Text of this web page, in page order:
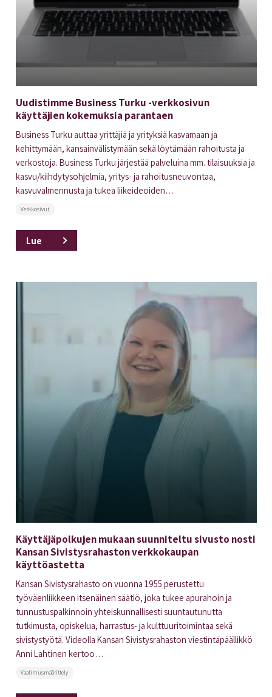
Uudistimme Business Turku -verkkosivun
käyttäjien kokemuksia parantaen
Business Turku auttaa yrittäjiä ja yrityksiä kasvamaan ja
kehittymään, kansainvälistymään sekä löytämään rahoitusta ja
verkostoja. Business Turku järjestää palveluina mm. tilaisuuksia ja
kasvu/kiihdytysohjelmia, yritys- ja rahoitusneuvontaa,
kasvuvalmennusta ja tukea liikeideoiden…
Verkkosivut
Lue
Käyttäjäpolkujen mukaan suunniteltu sivusto nosti
Kansan Sivistysrahaston verkkokaupan
käyttöastetta
Kansan Sivistysrahasto on vuonna 1955 perustettu
työväenliikkeen itsenäinen säätiö, joka tukee apurahoin ja
tunnustuspalkinnoin yhteiskunnallisesti suuntautunutta
tutkimusta, opiskelua, harrastus- ja kulttuuritoimintaa sekä
sivistystyötä. Videolla Kansan Sivistysrahaston viestintäpäällikkö
Anni Lahtinen kertoo…
Vaatimusmäärittely